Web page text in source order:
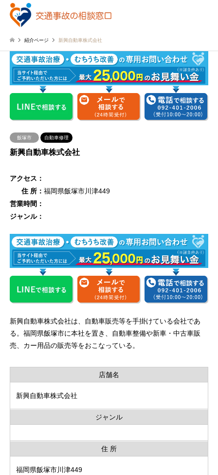
紹介ページ 新興自動車株式会社
飯塚市 自動車修理
新興自動車株式会社
アクセス：
住 所： 福岡県飯塚市川津449
営業時間：
ジャンル：
新興自動車株式会社は、自動車販売等を手掛けている会社であ
る。福岡県飯塚市に本社を置き、自動車整備や新車・中古車販
売、カー用品の販売等をおこなっている。
店舗名
新興自動車株式会社
ジャンル
住 所
福岡県飯塚市川津449